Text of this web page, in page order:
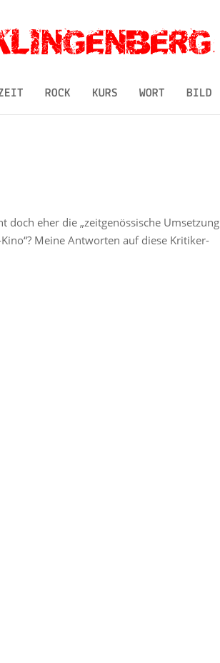
ROCK KURS WORT BILD
doch eher die „zeitgenössische Umsetzung
Meine Antworten auf diese Kritiker-